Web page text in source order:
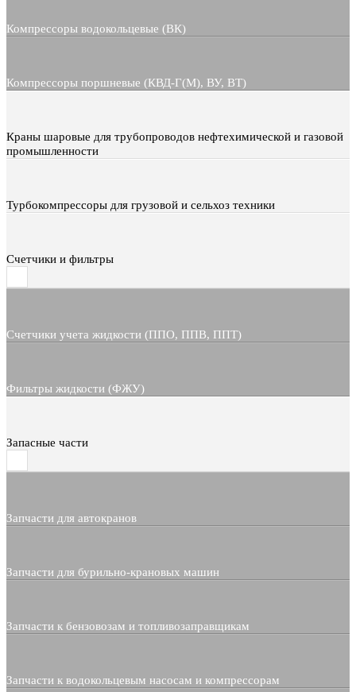
Компрессоры водокольцевые (ВК)
Компрессоры поршневые (КВД-Г(М), ВУ, ВТ)
Краны шаровые для трубопроводов нефтехимической и газовой
промышленности
Турбокомпрессоры для грузовой и сельхоз техники
Счетчики и фильтры
Счетчики учета жидкости (ППО, ППВ, ППТ)
Фильтры жидкости (ФЖУ)
Запасные части
Запчасти для автокранов
Запчасти для бурильно-крановых машин
Запчасти к бензовозам и топливозаправщикам
Запчасти к водокольцевым насосам и компрессорам